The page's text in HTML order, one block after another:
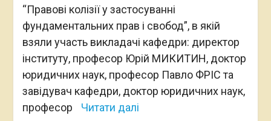
“Правові колізії у застосуванні
фундаментальних прав і свобод”, в якій
взяли участь викладачі кафедри: директор
інституту, професор Юрій МИКИТИН, доктор
юридичних наук, професор Павло ФРІС та
завідувач кафедри, доктор юридичних наук,
професор
Читати далі